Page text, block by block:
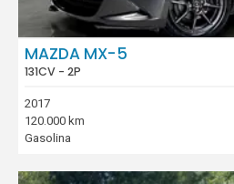
MAZDA MX-5
131CV - 2P
2017
120.000 km
Gasolina